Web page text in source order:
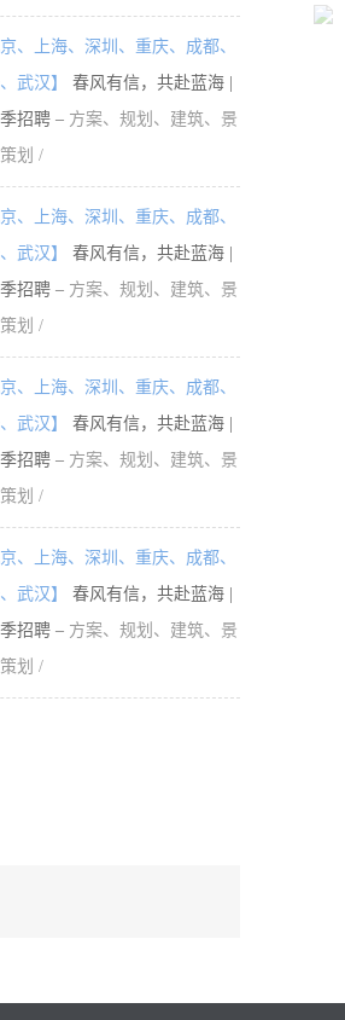
、上海、深圳、重庆、成都、
武汉】
春风有信，共赴蓝海 |
招聘 – 方案、规划、建筑、景
划 /
、上海、深圳、重庆、成都、
武汉】
春风有信，共赴蓝海 |
招聘 – 方案、规划、建筑、景
划 /
、上海、深圳、重庆、成都、
武汉】
春风有信，共赴蓝海 |
招聘 – 方案、规划、建筑、景
划 /
、上海、深圳、重庆、成都、
武汉】
春风有信，共赴蓝海 |
招聘 – 方案、规划、建筑、景
划 /